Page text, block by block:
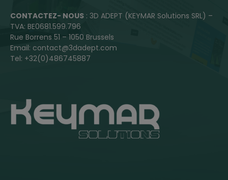
CONTACTEZ- NOUS : 3D ADEPT (KEYMAR Solutions SRL) –
TVA: BE0681.599.796
Rue Borrens 51 – 1050 Brussels
Email: contact@3dadept.com
Tel: +32(0)486745887